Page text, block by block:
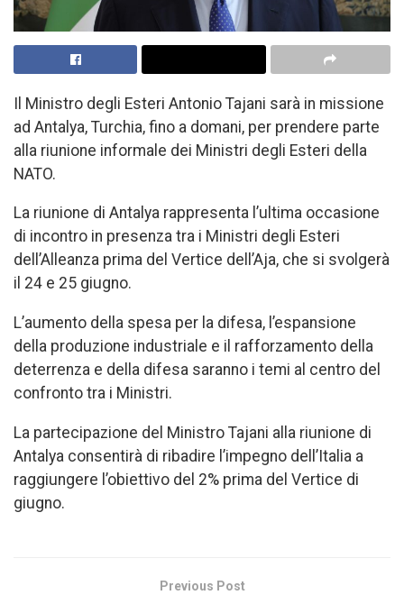
Il Ministro degli Esteri Antonio Tajani sarà in missione
ad Antalya, Turchia, fino a domani, per prendere parte
alla riunione informale dei Ministri degli Esteri della
NATO.
La riunione di Antalya rappresenta l’ultima occasione
di incontro in presenza tra i Ministri degli Esteri
dell’Alleanza prima del Vertice dell’Aja, che si svolgerà
il 24 e 25 giugno.
L’aumento della spesa per la difesa, l’espansione
della produzione industriale e il rafforzamento della
deterrenza e della difesa saranno i temi al centro del
confronto tra i Ministri.
La partecipazione del Ministro Tajani alla riunione di
Antalya consentirà di ribadire l’impegno dell’Italia a
raggiungere l’obiettivo del 2% prima del Vertice di
giugno.
Previous Post